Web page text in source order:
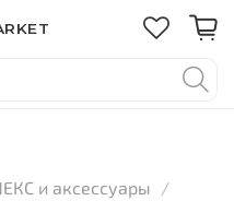
и аксессуары